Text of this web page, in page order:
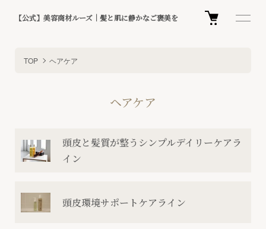
【公式】美容商材ルーズ｜髪と肌に静かなご褒美を
TOP ヘアケア
ヘアケア
グループ一覧頭皮と髪質が整うシンプルデイリーケアラ
イン
頭皮環境サポートケアライン